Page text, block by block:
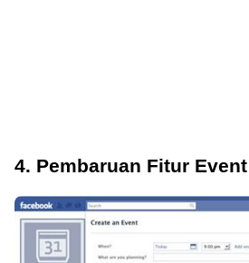
4. Pembaruan Fitur Event